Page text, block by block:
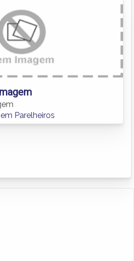
Parelheiros